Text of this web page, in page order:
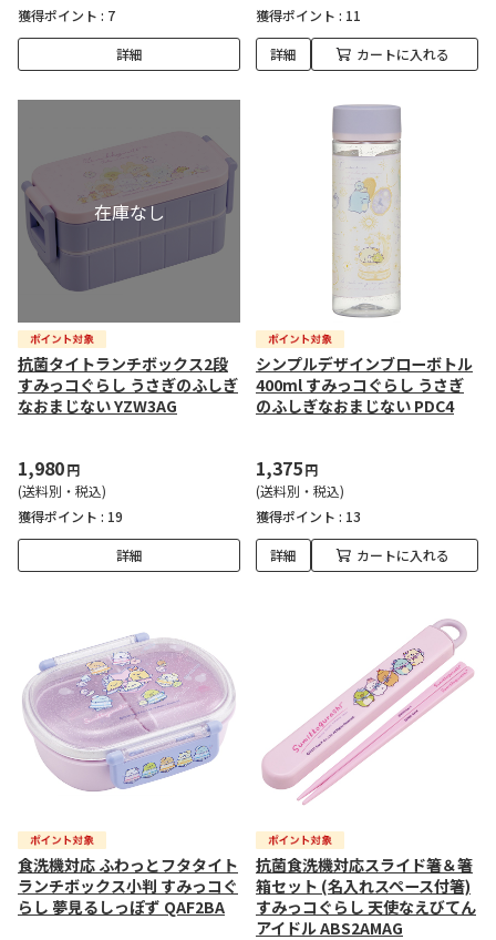
獲得ポイント : 7
詳細
獲得ポイント : 11
詳細 カートに入れる
抗菌タイトランチボックス2段
すみっコぐらし うさぎのふしぎ
なおまじない YZW3AG
1,980円
(送料別・税込)
獲得ポイント : 19
詳細
シンプルデザインブローボトル
400ml すみっコぐらし うさぎ
のふしぎなおまじない PDC4
1,375円
(送料別・税込)
獲得ポイント : 13
詳細 カートに入れる
食洗機対応 ふわっとフタタイト
ランチボックス小判 すみっコぐ
らし 夢見るしっぽず QAF2BA
抗菌食洗機対応スライド箸＆箸
箱セット (名入れスペース付箸)
すみっコぐらし 天使なえびてん
アイドル ABS2AMAG